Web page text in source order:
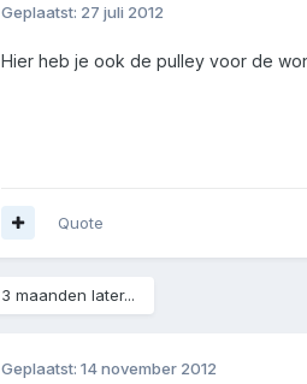
Geplaatst: 27 juli 2012
Hier heb je ook de pulley voor de
Quote
3 maanden later...
Geplaatst: 14 november 2012